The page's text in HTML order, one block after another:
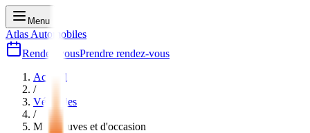
Menu
Atlas Automobiles
Rendez-vousPrendre rendez-vous
Accueil
/
Véhicules
/
Mini neuves et d'occasion